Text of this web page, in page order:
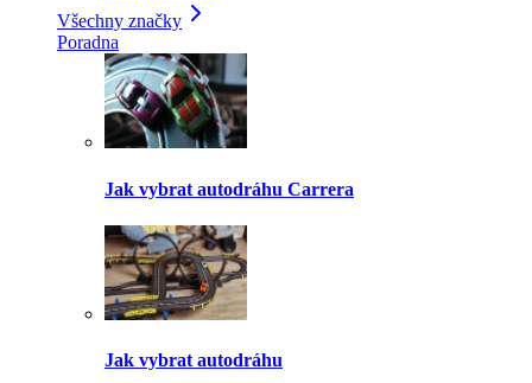
Všechny značky
Poradna
Jak vybrat autodráhu Carrera
Jak vybrat autodráhu